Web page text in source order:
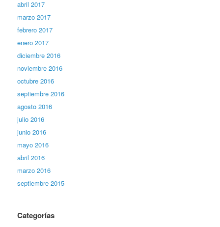
abril 2017
marzo 2017
febrero 2017
enero 2017
diciembre 2016
noviembre 2016
octubre 2016
septiembre 2016
agosto 2016
julio 2016
junio 2016
mayo 2016
abril 2016
marzo 2016
septiembre 2015
Categorías